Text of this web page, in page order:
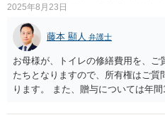
2025年8月23日
藤本 顯人 弁護士
お母様が、トイレの修繕費用を、
たちとなりますので、所有権はご質
ります。 また、贈与については年